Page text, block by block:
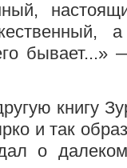
бы­вает...»
книгу
и так
о